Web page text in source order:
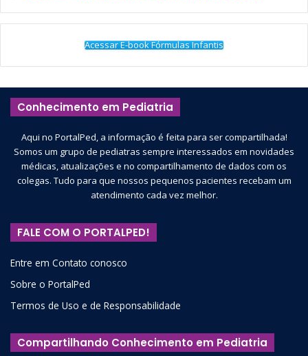
Acessar E-book Fórmulas Infantis
Conhecimento em Pediatria
Aqui no PortalPed, a informação é feita para ser compartilhada!
Somos um grupo de pediatras sempre interessados em novidades
médicas, atualizações e no compartilhamento de dados com os
colegas. Tudo para que nossos pequenos pacientes recebam um
atendimento cada vez melhor.
FALE COM O PORTALPED!
Entre em Contato conosco
Sobre o PortalPed
Termos de Uso e de Responsabilidade
Compartilhando Conhecimento em Pediatria